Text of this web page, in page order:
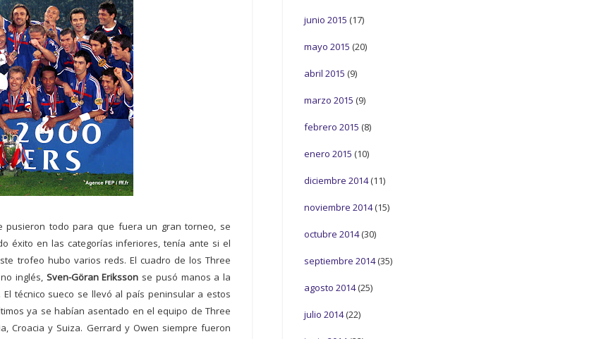
pusieron todo para que fuera un gran torneo, se
éxito en las categorías inferiores, tenía ante si el
trofeo hubo varios reds. El cuadro de los Three
inglés, Sven-Göran Eriksson se pusó manos a la
técnico sueco se llevó al país peninsular a estos
ya se habían asentado en el equipo de Three
Croacia y Suiza. Gerrard y Owen siempre fueron
junio 2015 (17)
mayo 2015 (20)
abril 2015 (9)
marzo 2015 (9)
febrero 2015 (8)
enero 2015 (10)
diciembre 2014(11)
noviembre 2014(15)
octubre 2014(30)
septiembre 2014(35)
agosto 2014(25)
julio 2014(22)